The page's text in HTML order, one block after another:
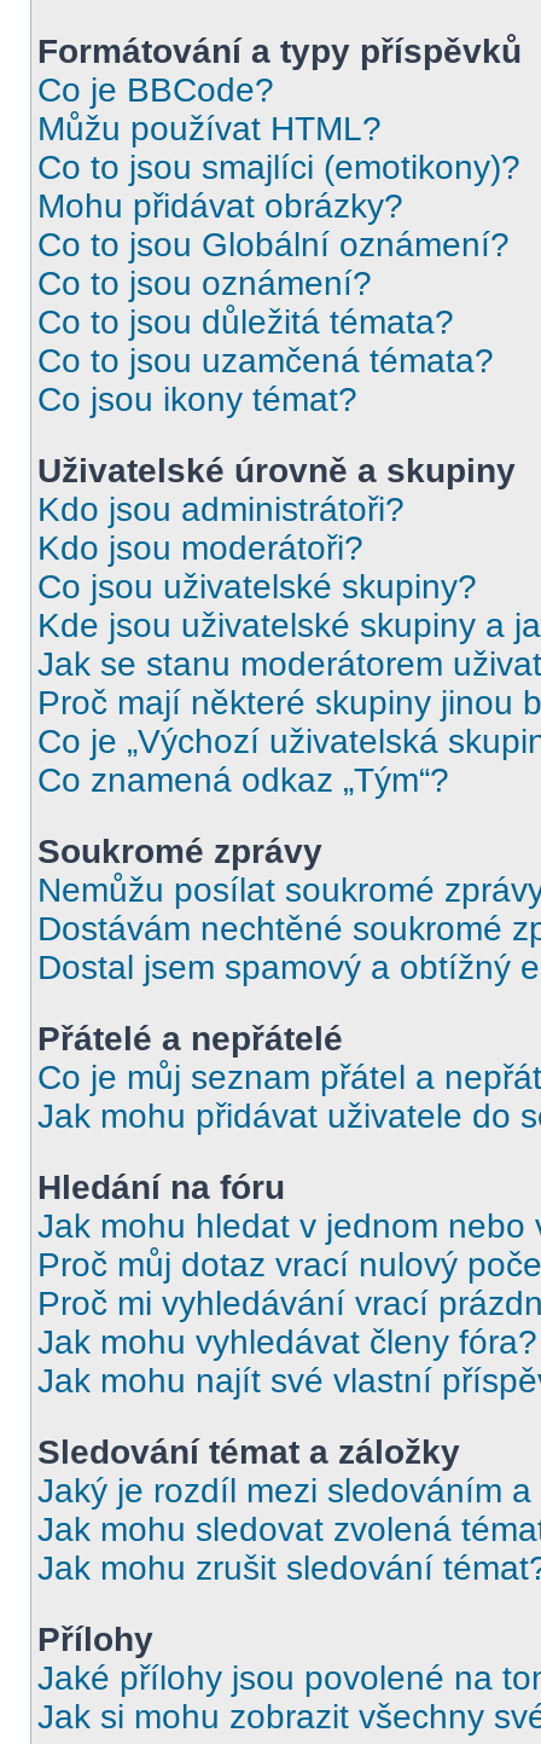
Formátování a typy příspěvků
Co je BBCode?
Můžu používat HTML?
Co to jsou smajlíci (emotikony)?
Mohu přidávat obrázky?
Co to jsou Globální oznámení?
Co to jsou oznámení?
Co to jsou důležitá témata?
Co to jsou uzamčená témata?
Co jsou ikony témat?
Uživatelské úrovně a skupiny
Kdo jsou administrátoři?
Kdo jsou moderátoři?
Co jsou uživatelské skupiny?
Kde jsou uživatelské skupiny a
Jak se stanu moderátorem
Proč mají některé skupiny jinou
Co je „Výchozí uživatelská
Co znamená odkaz „Tým“?
Soukromé zprávy
Nemůžu posílat soukromé
Dostávám nechtěné soukromé
Dostal jsem spamový a obtížný
Přátelé a nepřátelé
Co je můj seznam přátel a
Jak mohu přidávat uživatele do
Hledání na fóru
Jak mohu hledat v jednom nebo
Proč můj dotaz vrací nulový
Proč mi vyhledávání vrací
Jak mohu vyhledávat členy fóra?
Jak mohu najít své vlastní
Sledování témat a záložky
Jaký je rozdíl mezi sledováním a
Jak mohu sledovat zvolená
Jak mohu zrušit sledování
Přílohy
Jaké přílohy jsou povolené na
Jak si mohu zobrazit všechny